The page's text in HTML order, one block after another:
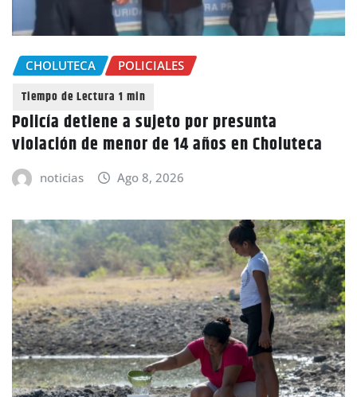
CHOLUTECA POLICIALES
Policía detiene a sujeto por presunta
violación de menor de 14 años en Choluteca
noticias Ago 8, 2026